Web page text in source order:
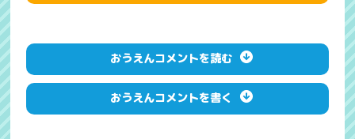
おうえんコメントを読む
おうえんコメントを書く